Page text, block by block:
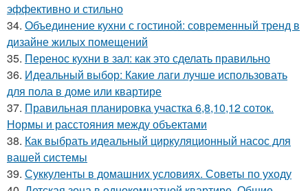
эффективно и стильно
34. Объединение кухни с гостиной: современный тренд в
дизайне жилых помещений
35. Перенос кухни в зал: как это сделать правильно
36. Идеальный выбор: Какие лаги лучше использовать
для пола в доме или квартире
37. Правильная планировка участка 6,8,10,12 соток.
Нормы и расстояния между объектами
38. Как выбрать идеальный циркуляционный насос для
вашей системы
39. Суккуленты в домашних условиях. Советы по уходу